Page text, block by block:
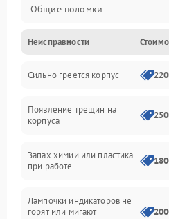
Общие поломки
Неисправность датчиков
Неисправность программного
Проблемы с сигналом
Батарея
Неисправности
Сильно греется корпус
Появление трещин на
корпуса
Запах химии или пластика
при работе
Лампочки индикаторов не
горят или мигают